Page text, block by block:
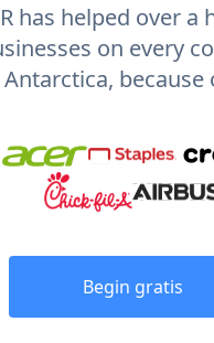
has helped over a
on every
Begin gratis